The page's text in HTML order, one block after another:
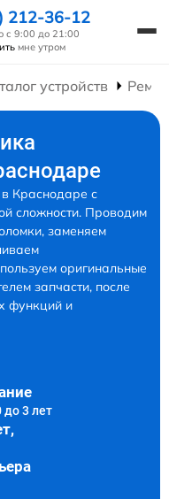
212-36-12
с 9:00 до 21:00
мне утром
устройств
Краснодаре с
сложности. Проводим
заменяем
оригинальные
запчасти, после
функций и
до 3 лет